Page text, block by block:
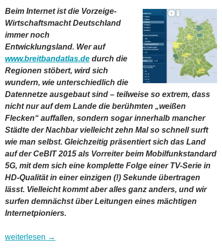
Beim Internet ist die Vorzeige-
Wirtschaftsmacht Deutschland
immer noch
Entwicklungsland. Wer auf
www.breitbandatlas.de durch die
Regionen stöbert, wird sich
wundern, wie unterschiedlich die
Datennetze ausgebaut sind – teilweise so extrem, dass
nicht nur auf dem Lande die berühmten „weißen
Flecken“ auffallen, sondern sogar innerhalb mancher
Städte der Nachbar vielleicht zehn Mal so schnell surft
wie man selbst. Gleichzeitig präsentiert sich das Land
auf der CeBIT 2015 als Vorreiter beim Mobilfunkstandard
5G, mit dem sich eine komplette Folge einer TV-Serie in
HD-Qualität in einer einzigen (!) Sekunde übertragen
lässt. Vielleicht kommt aber alles ganz anders, und wir
surfen demnächst über Leitungen eines mächtigen
Internetpioniers.
Highspeed-Datennetze: Endlich drückt Deutschland aufs
weiterlesen →